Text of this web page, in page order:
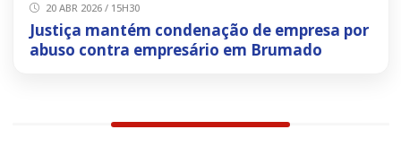
20 ABR 2026 / 15H30
Justiça mantém condenação de empresa por
abuso contra empresário em Brumado